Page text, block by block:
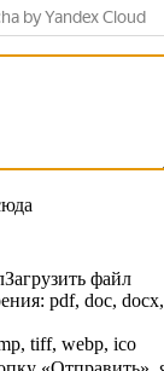
Загрузить файл
pdf, doc,
tiff, webp, ico